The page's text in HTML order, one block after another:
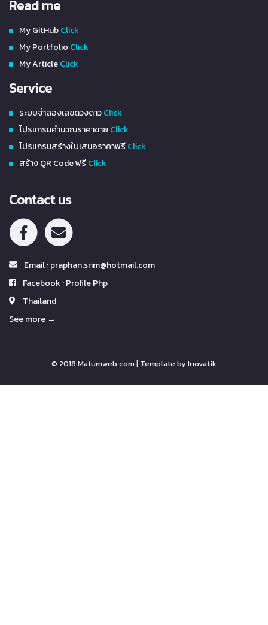
Read me
My GitHubClick
My Portfolio Click
My ArticleClick
Service
ระบบจำลองเลขดวงดาวClick
โปรแกรมคำนวณราคาขาย Click
โปรแกรมสร้างใบเสนอราคาฟรีClick
สร้าง QR Code ฟรีClick
Contact us
Email : praphan.srim@hotmail.com
Facebook : Profile Php
Thailand
See more →
© 2018 Matumweb.com | Template byInovatik